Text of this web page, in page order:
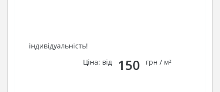
індивідуальність!
Ціна: від
150 грн / м²